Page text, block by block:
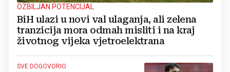
OZBILJAN POTENCIJAL
BiH ulazi u novi val ulaganja, ali zelena
tranzicija mora odmah misliti i na kraj
životnog vijeka vjetroelektrana
SVE DOGOVORIO